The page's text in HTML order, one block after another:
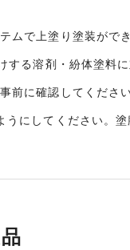
ムで上塗り塗装ができ
する溶剤・紛体塗料
前に確認してくださ
うにしてください。